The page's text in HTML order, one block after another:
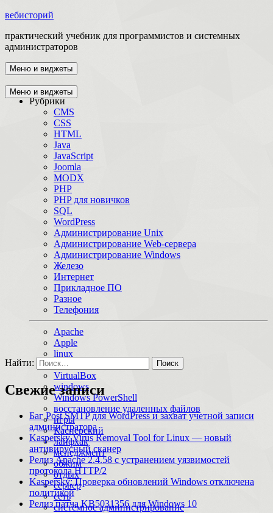
вебисторий
практический учебник для программистов и системных
администраторов
Меню и виджеты
Главная
Рубрики
CMS
CSS
HTML
Java
JavaScript
Joomla
MODX
PHP
PHP для новичков
SQL
WordPress
Администрирование Unix
Администрирование Web-сервера
Администрирование Windows
Железо
Интернет
Прикладное ПО
Разное
Телефония
Apache
Apple
linux
macOS
VirtualBox
windows
Windows PowerShell
восстановление удаленных файлов
игры
Касперский
лайфхак
менеджмент
обжим
отдых
сервер
сеть
системное администрирование
Меню и виджеты
Найти:
Свежие записи
Баг Post SMTP для WordPress и захват учетной записи
администратора
Kaspersky Virus Removal Tool for Linux — новый
антивирусный сканер
Релиз Apache 2.4.58 с устранением уязвимостей
протокола HTTP/2
Kaspersky: Проверка обновлений Windows отключена
политикой
Релиз патча KB5031356 для Windows 10